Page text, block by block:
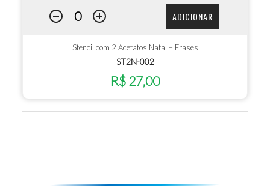
ADICIONAR
Stencil com 2 Acetatos Natal – Frases
ST2N-002
R$ 27,00